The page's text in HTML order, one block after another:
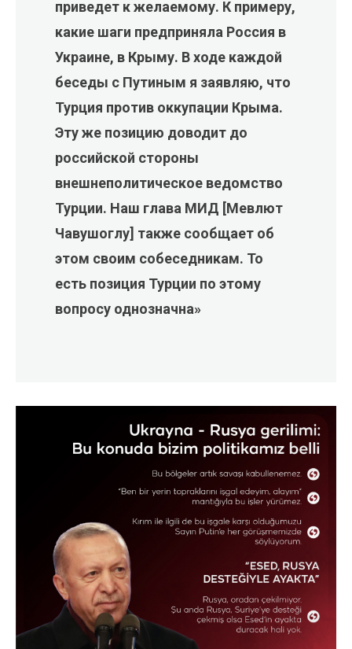
приведет к желаемому. К примеру,
какие шаги предприняла Россия в
Украине, в Крыму. В ходе каждой
беседы с Путиным я заявляю, что
Турция против оккупации Крыма.
Эту же позицию доводит до
российской стороны
внешнеполитическое ведомство
Турции. Наш глава МИД [Мевлют
Чавушоглу] также сообщает об
этом своим собеседникам. То
есть позиция Турции по этому
вопросу однозначна»